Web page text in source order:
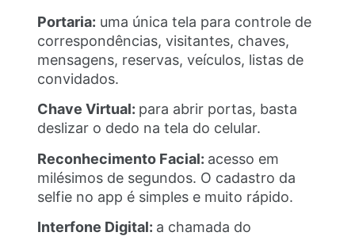
Portaria: uma única tela para controle de
correspondências, visitantes, chaves,
mensagens, reservas, veículos, listas de
convidados.
Chave Virtual: para abrir portas, basta
deslizar o dedo na tela do celular.
Reconhecimento Facial: acesso em
milésimos de segundos. O cadastro da
selfie no app é simples e muito rápido.
Interfone Digital: a chamada do